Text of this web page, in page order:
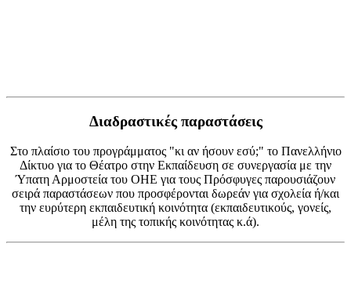
Διαδραστικές παραστάσεις
Στο πλαίσιο του προγράμματος "κι αν ήσουν εσύ;" το Πανελλήνιο
Δίκτυο για το Θέατρο στην Εκπαίδευση σε συνεργασία με την
Ύπατη Αρμοστεία του ΟΗΕ για τους Πρόσφυγες παρουσιάζουν
σειρά παραστάσεων που προσφέρονται δωρεάν για σχολεία ή/και
την ευρύτερη εκπαιδευτική κοινότητα (εκπαιδευτικούς, γονείς,
μέλη της τοπικής κοινότητας κ.ά).​